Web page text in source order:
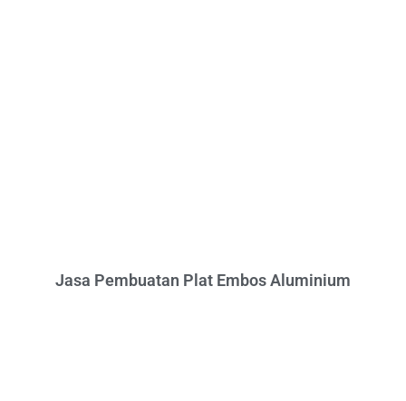
Jasa Pembuatan Plat Embos Aluminium